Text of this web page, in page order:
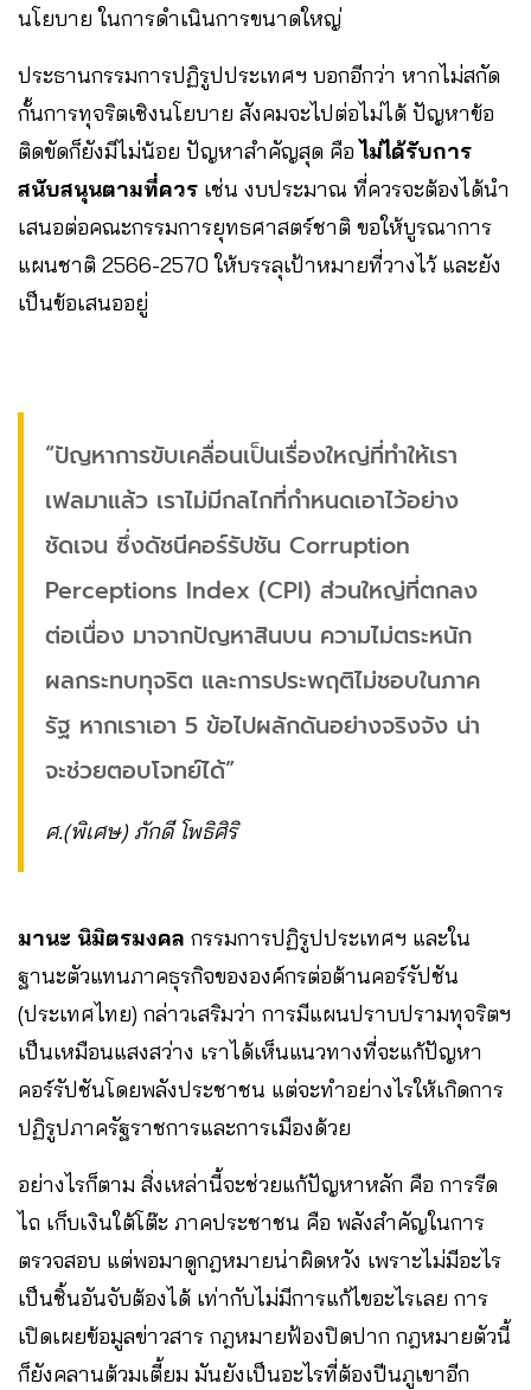
นโยบาย ในการดำเนินการขนาดใหญ่
ประธานกรรมการปฏิรูปประเทศฯ บอกอีกว่า หากไม่สกัด
กั้นการทุจริตเชิงนโยบาย สังคมจะไปต่อไม่ได้ ปัญหาข้อ
ติดขัดก็ยังมีไม่น้อย ปัญหาสำคัญสุด คือไม่ได้รับการ
สนับสนุนตามที่ควร เช่น งบประมาณ ที่ควรจะต้องได้นำ
เสนอต่อคณะกรรมการยุทธศาสตร์ชาติ ขอให้บูรณาการ
แผนชาติ 2566-2570 ให้บรรลุเป้าหมายที่วางไว้ และยัง
เป็นข้อเสนออยู่
“ปัญหาการขับเคลื่อนเป็นเรื่องใหญ่ที่ทำให้เรา
เฟลมาแล้ว เราไม่มีกลไกที่กำหนดเอาไว้อย่าง
ชัดเจน ซึ่งดัชนีคอร์รัปชัน Corruption
Perceptions Index (CPI) ส่วนใหญ่ที่ตกลง
ต่อเนื่อง มาจากปัญหาสินบน ความไม่ตระหนัก
ผลกระทบทุจริต และการประพฤติไม่ชอบในภาค
รัฐ หากเราเอา 5 ข้อไปผลักดันอย่างจริงจัง น่า
จะช่วยตอบโจทย์ได้”
ศ.(พิเศษ) ภักดี โพธิศิริ
มานะ นิมิตรมงคล กรรมการปฏิรูปประเทศฯ และใน
ฐานะตัวแทนภาคธุรกิจขององค์กรต่อต้านคอร์รัปชัน
(ประเทศไทย) กล่าวเสริมว่า การมีแผนปราบปรามทุจริตฯ
เป็นเหมือนแสงสว่าง เราได้เห็นแนวทางที่จะแก้ปัญหา
คอร์รัปชันโดยพลังประชาชน แต่จะทำอย่างไรให้เกิดการ
ปฏิรูปภาครัฐราชการและการเมืองด้วย
อย่างไรก็ตาม สิ่งเหล่านี้จะช่วยแก้ปัญหาหลัก คือ การรีด
ไถ เก็บเงินใต้โต๊ะ ภาคประชาชน คือ พลังสำคัญในการ
ตรวจสอบ แต่พอมาดูกฎหมายน่าผิดหวัง เพราะไม่มีอะไร
เป็นชิ้นอันจับต้องได้ เท่ากับไม่มีการแก้ไขอะไรเลย การ
เปิดเผยข้อมูลข่าวสาร กฎหมายฟ้องปิดปาก กฎหมายตัวนี้
ก็ยังคลานต้วมเตี้ยม มันยังเป็นอะไรที่ต้องปีนภูเขาอีก